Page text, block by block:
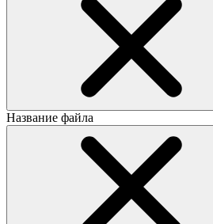
Название файла